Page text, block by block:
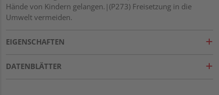
Hände von Kindern gelangen.|(P273) Freisetzung in die
Umwelt vermeiden.
EIGENSCHAFTEN
DATENBLÄTTER